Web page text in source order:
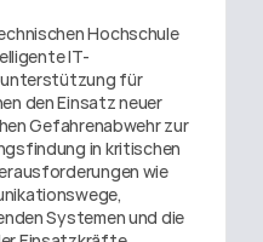
Hochschule
IT-
für
den Einsatz neuer
Gefahrenabwehr zur
in kritischen
wie
Systemen und die